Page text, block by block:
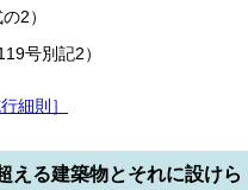
2）
号別記2）
細則］
える建築物とそれに設けら